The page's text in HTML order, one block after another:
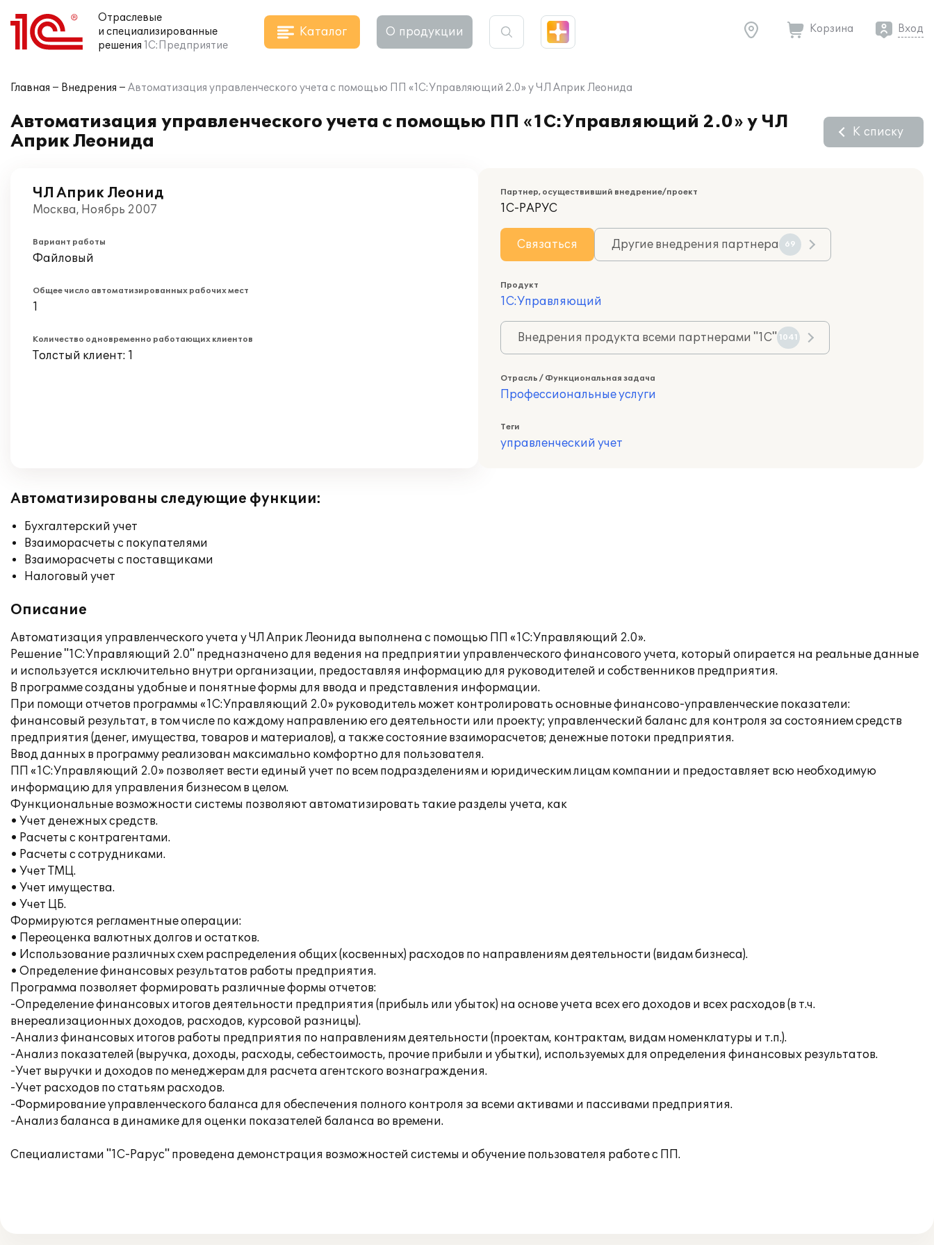
Отраслевые
и специализированные
решения 1С:Предприятие
Каталог О продукции Корзина Вход
Главная Внедрения Автоматизация управленческого учета с помощью ПП «1С:Управляющий 2.0» у ЧЛ Априк Леонида
Автоматизация управленческого учета с помощью ПП «1С:Управляющий 2.0» у ЧЛ
Априк Леонида
К списку
ЧЛ Априк Леонид
Москва, Ноябрь 2007
Вариант работы
Файловый
Общее число автоматизированных рабочих мест
1
Количество одновременно работающих клиентов
Толстый клиент: 1
Партнер, осуществивший внедрение/проект
1С-РАРУС
Связаться Другие внедрения партнера 69
Продукт
1С:Управляющий
Внедрения продукта всеми партнерами "1С" 1041
Отрасль / Функциональная задача
Профессиональные услуги
Теги
управленческий учет
Автоматизированы следующие функции:
Бухгалтерский учет
Взаиморасчеты с покупателями
Взаиморасчеты с поставщиками
Налоговый учет
Описание
Автоматизация управленческого учета у ЧЛ Априк Леонида выполнена с помощью ПП «1С:Управляющий 2.0».
Решение "1С:Управляющий 2.0" предназначено для ведения на предприятии управленческого финансового учета, который опирается на реальные данные
и используется исключительно внутри организации, предоставляя информацию для руководителей и собственников предприятия.
В программе созданы удобные и понятные формы для ввода и представления информации.
При помощи отчетов программы «1С:Управляющий 2.0» руководитель может контролировать основные финансово-управленческие показатели:
финансовый результат, в том числе по каждому направлению его деятельности или проекту; управленческий баланс для контроля за состоянием средств
предприятия (денег, имущества, товаров и материалов), а также состояние взаиморасчетов; денежные потоки предприятия.
Ввод данных в программу реализован максимально комфортно для пользователя.
ПП «1C:Управляющий 2.0» позволяет вести единый учет по всем подразделениям и юридическим лицам компании и предоставляет всю необходимую
информацию для управления бизнесом в целом.
Функциональные возможности системы позволяют автоматизировать такие разделы учета, как
• Учет денежных средств.
• Расчеты с контрагентами.
• Расчеты с сотрудниками.
• Учет ТМЦ.
• Учет имущества.
• Учет ЦБ.
Формируются регламентные операции:
• Переоценка валютных долгов и остатков.
• Использование различных схем распределения общих (косвенных) расходов по направлениям деятельности (видам бизнеса).
• Определение финансовых результатов работы предприятия.
Программа позволяет формировать различные формы отчетов:
-Определение финансовых итогов деятельности предприятия (прибыль или убыток) на основе учета всех его доходов и всех расходов (в т.ч.
внереализационных доходов, расходов, курсовой разницы).
-Анализ финансовых итогов работы предприятия по направлениям деятельности (проектам, контрактам, видам номенклатуры и т.п.).
-Анализ показателей (выручка, доходы, расходы, себестоимость, прочие прибыли и убытки), используемых для определения финансовых результатов.
-Учет выручки и доходов по менеджерам для расчета агентского вознаграждения.
-Учет расходов по статьям расходов.
-Формирование управленческого баланса для обеспечения полного контроля за всеми активами и пассивами предприятия.
-Анализ баланса в динамике для оценки показателей баланса во времени.
Специалистами "1С-Рарус" проведена демонстрация возможностей системы и обучение пользователя работе с ПП.